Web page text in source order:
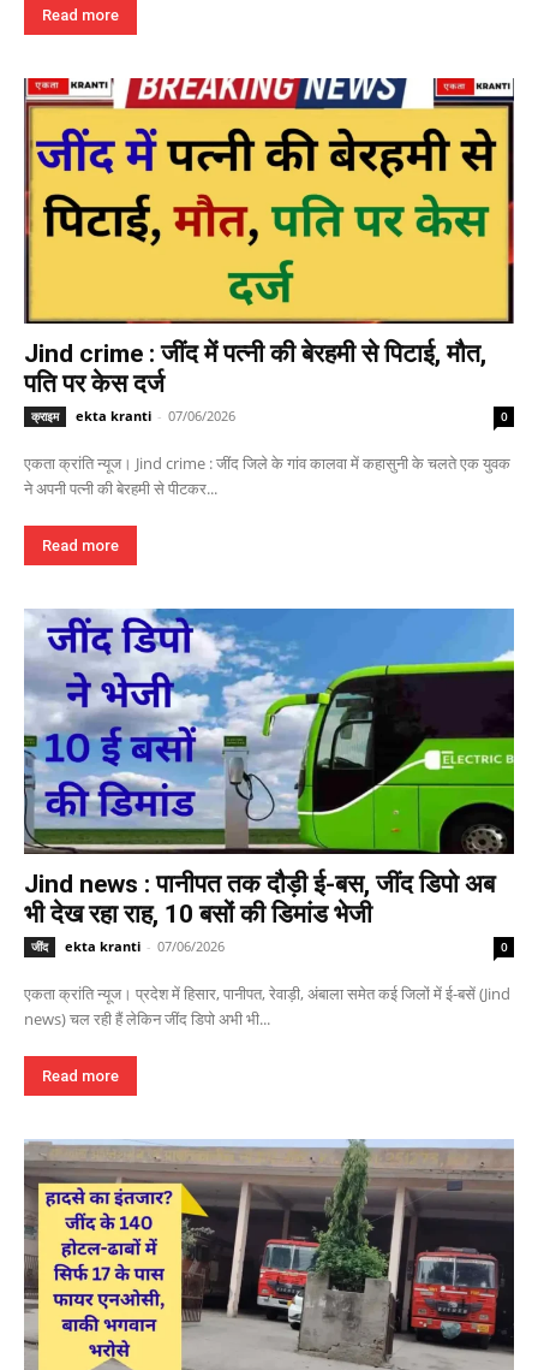
Read more
Jind crime : जींद में पत्नी की बेरहमी से पिटाई, मौत,
पति पर केस दर्ज
क्राइम ekta kranti - 07/06/2026 0
एकता क्रांति न्यूज। Jind crime : जींद जिले के गांव कालवा में कहासुनी के चलते एक युवक
ने अपनी पत्नी की बेरहमी से पीटकर...
Read more
Jind news : पानीपत तक दौड़ी ई-बस, जींद डिपो अब
भी देख रहा राह, 10 बसों की डिमांड भेजी
जींद ekta kranti - 07/06/2026 0
एकता क्रांति न्यूज। प्रदेश में हिसार, पानीपत, रेवाड़ी, अंबाला समेत कई जिलों में ई-बसें (Jind
news) चल रही हैं लेकिन जींद डिपो अभी भी...
Read more